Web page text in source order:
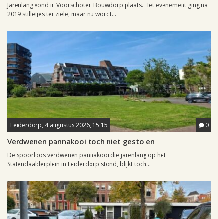
Jarenlang vond in Voorschoten Bouwdorp plaats. Het evenement ging na
2019 stilletjes ter ziele, maar nu wordt...
Leiderdorp, 4 augustus 2026, 15:15 0
Verdwenen pannakooi toch niet gestolen
De spoorloos verdwenen pannakooi die jarenlang op het
Statendaalderplein in Leiderdorp stond, blijkt toch...